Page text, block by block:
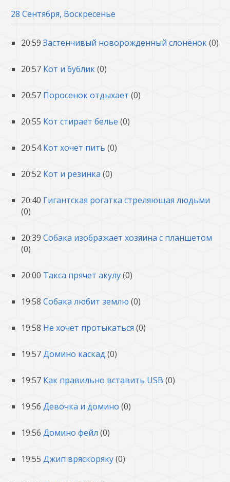
28 Сентября, Воскресенье
20:59 Застенчивый новорожденный слонёнок(0)
20:57 Кот и бублик(0)
20:57 Поросенок отдыхает (0)
20:55 Кот стирает белье (0)
20:54 Кот хочет пить (0)
20:52 Кот и резинка (0)
20:40 Гигантская рогатка стреляющая людьми
(0)
20:39 Собака изображает хозяина с планшетом
(0)
20:00 Такса прячет акулу(0)
19:58 Собака любит землю (0)
19:58 Не хочет протыкаться (0)
19:57Домино каскад (0)
19:57 Как правильно вставить USB (0)
19:56 Девочка и домино (0)
19:56 Домино фейл (0)
19:55 Джип вряскоряку(0)